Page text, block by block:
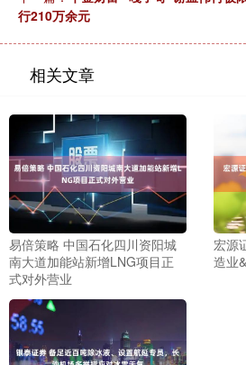
行210万余元
相关文章
易倍策略 中国石化四川资阳城
南大道加能站新增LNG项目正
式对外营业
宏源
造业